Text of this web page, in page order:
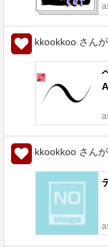
kkookkoo さん
kkookkoo さん